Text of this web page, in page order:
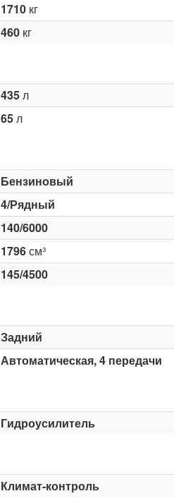
1710кг
460кг
435л
65л
Бензиновый
4/Рядный
140/6000
1796см³
145/4500
Задний
Автоматическая, 4 передачи
Гидроусилитель
Климат-контроль